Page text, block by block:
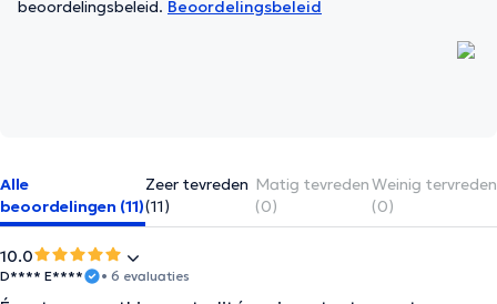
beoordelingsbeleid. Beoordelingsbeleid
Alle
beoordelingen (11)
Zeer tevreden
(11)
Matig tevreden
(0)
Weinig tervreden
(0)
10.0
D**** E**** • 6 evaluaties